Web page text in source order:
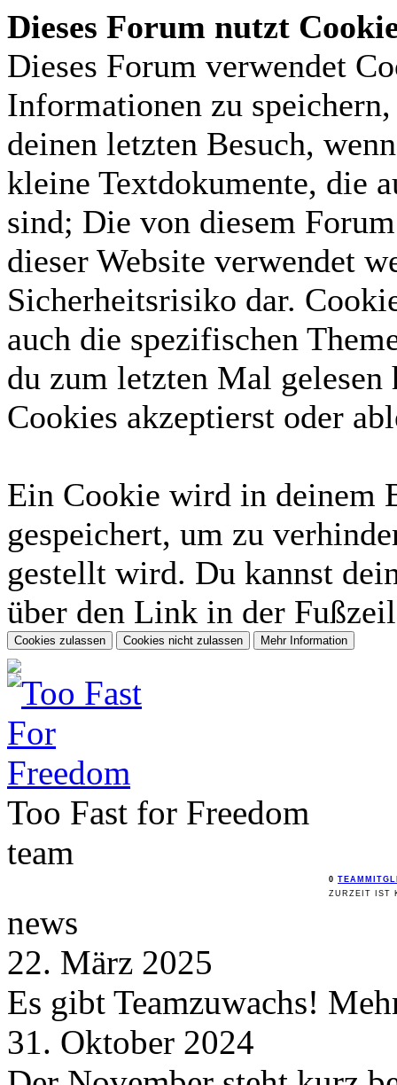
Dieses Forum nutzt
Dieses Forum verwendet
Informationen zu
deinen letzten Besuch,
kleine Textdokumente, die
sind; Die von diesem
dieser Website verwendet
Sicherheitsrisiko dar.
auch die spezifischen
du zum letzten Mal gelesen
Cookies akzeptierst oder
Ein Cookie wird in deinem
gespeichert, um zu
gestellt wird. Du kannst
über den Link in der
Too Fast for Freedom
team
0
ZURZEIT IST
news
22. März 2025
Es gibt Teamzuwachs!
31. Oktober 2024